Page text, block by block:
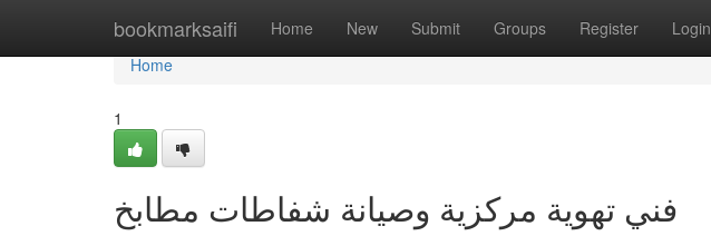
bookmarksaifi Home New Submit Groups Register Login
Home
Home
1
فني تهوية مركزية وصيانة شفاطات مطابخ